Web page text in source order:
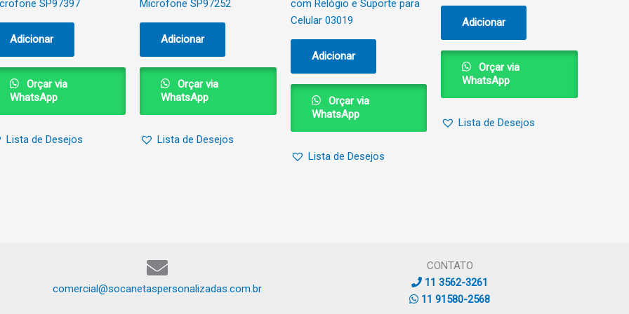
SP97397
Adicionar
Orçar via
WhatsApp
Lista de Desejos
Microfone SP97252
Adicionar
Orçar via
WhatsApp
Lista de Desejos
com Relógio e Suporte para
Celular 03019
Adicionar
Orçar via
WhatsApp
Lista de Desejos
Adicionar
Orçar via
WhatsApp
Lista de Desejos
comercial@socanetaspersonalizadas.com.br
CONTATO
11 3562-3261
11 91580-2568